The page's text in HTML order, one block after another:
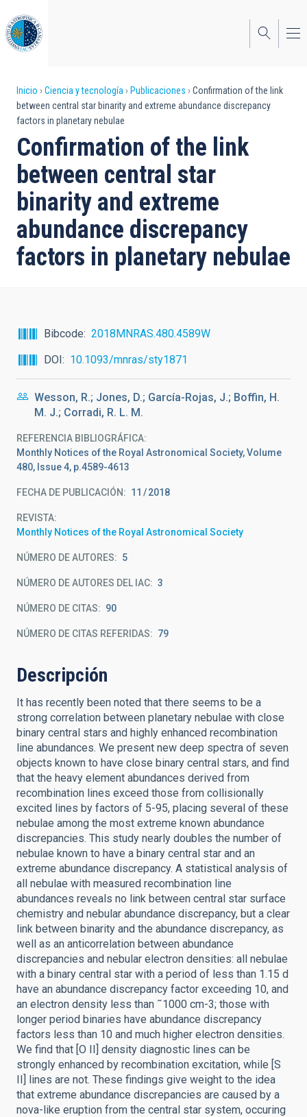
al
contenido
principal
Sobrescribir
enlaces
de
ayuda
a
la
navegación
Inicio Ciencia y tecnología Publicaciones
Confirmation of the link
between central star binarity and extreme abundance discrepancy
factors in planetary nebulae
Confirmation of the link
between central star
binarity and extreme
abundance discrepancy
factors in planetary nebulae
Bibcode
2018MNRAS.480.4589W
DOI
10.1093/mnras/sty1871
Wesson, R.; Jones, D.; García-Rojas, J.; Boffin, H.
M. J.; Corradi, R. L. M.
REFERENCIA BIBLIOGRÁFICA
Monthly Notices of the Royal Astronomical Society, Volume
480, Issue 4, p.4589-4613
FECHA DE PUBLICACIÓN: 11 2018
REVISTA
Monthly Notices of the Royal Astronomical Society
NÚMERO DE AUTORES 5
NÚMERO DE AUTORES DEL IAC 3
NÚMERO DE CITAS 90
NÚMERO DE CITAS REFERIDAS 79
Descripción
It has recently been noted that there seems to be a
strong correlation between planetary nebulae with close
binary central stars and highly enhanced recombination
line abundances. We present new deep spectra of seven
objects known to have close binary central stars, and find
that the heavy element abundances derived from
recombination lines exceed those from collisionally
excited lines by factors of 5-95, placing several of these
nebulae among the most extreme known abundance
discrepancies. This study nearly doubles the number of
nebulae known to have a binary central star and an
extreme abundance discrepancy. A statistical analysis of
all nebulae with measured recombination line
abundances reveals no link between central star surface
chemistry and nebular abundance discrepancy, but a clear
link between binarity and the abundance discrepancy, as
well as an anticorrelation between abundance
discrepancies and nebular electron densities: all nebulae
with a binary central star with a period of less than 1.15 d
have an abundance discrepancy factor exceeding 10, and
an electron density less than ˜1000 cm-3; those with
longer period binaries have abundance discrepancy
factors less than 10 and much higher electron densities.
We find that [O II] density diagnostic lines can be
strongly enhanced by recombination excitation, while [S
II] lines are not. These findings give weight to the idea
that extreme abundance discrepancies are caused by a
nova-like eruption from the central star system, occuring